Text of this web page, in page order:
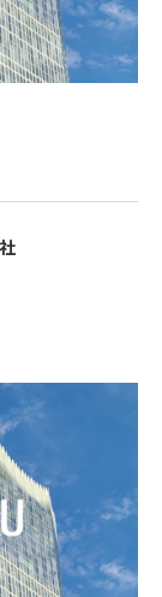
令の定める事務を遂
を得ることにより当該
タを取り扱う目的
ある方法により個人
得しません。
当該要配慮個人情報
取得する目的の一
するおそれがある
が共同して学術研
究機関等、個人情報
で定める者により
配慮個人情報を取得